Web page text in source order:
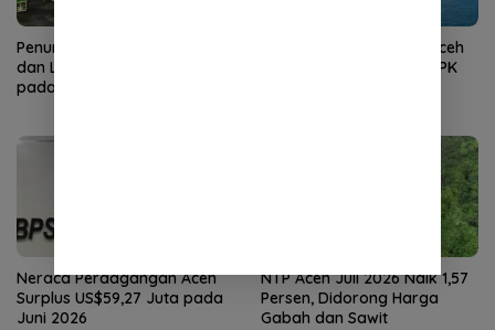
Penumpang Angkutan Udara
dan Laut di Aceh Meningkat
pada Juni 2026
Kunjungan Wisman ke Aceh
Turun pada Juni 2026, TPK
Neraca Perdagangan Aceh
Surplus US$59,27 Juta pada
Juni 2026
NTP Aceh Juli 2026 Naik 1,57
Persen, Didorong Harga
Gabah dan Sawit